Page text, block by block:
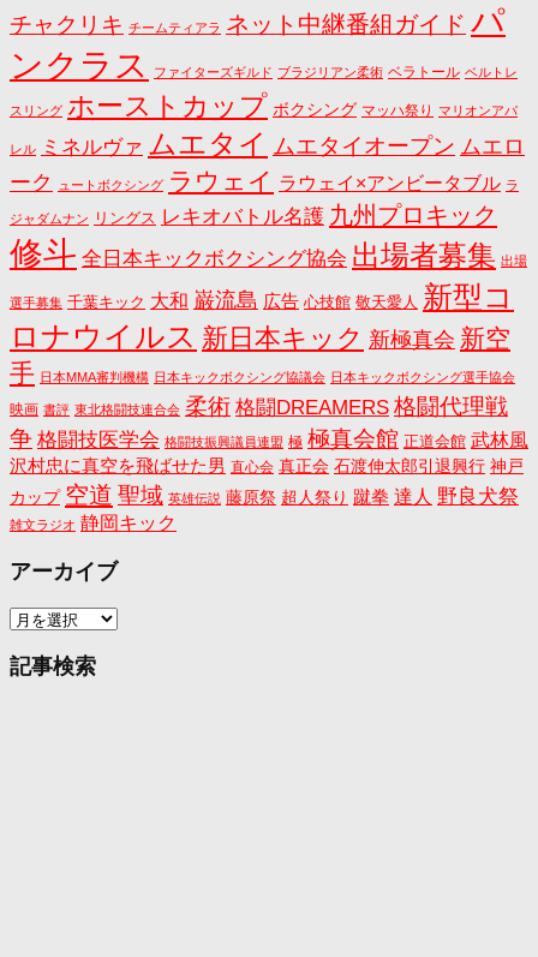
チャクリキ チームティアラ ネット中継番組ガイド パ
ンクラス
ファイターズギルド ブラジリアン柔術 ベラトール ベルトレ
スリング ホーストカップ ボクシング マッハ祭り マリオンアパ
レル ミネルヴァ ムエタイ ムエタイオープン ムエロ
ーク
ュートボクシング ラウェイ ラウェイ×アンビータブル ラ
ジャダムナン リングス レキオバトル名護 九州プロキック
修斗 全日本キックボクシング協会 出場者募集 出場
選手募集 千葉キック 大和 巌流島 広告 心技館 敬天愛人 新型コ
ロナウイルス 新日本キック 新極真会 新空
手 日本MMA審判機構 日本キックボクシング協議会 日本キックボクシング選手協会
映画 書評 東北格闘技連合会 柔術 格闘DREAMERS 格闘代理戦
争 格闘技医学会 格闘技振興議員連盟 極 極真会館 正道会館 武林風
沢村忠に真空を飛ばせた男 直心会 真正会 石渡伸太郎引退興行 神戸
カップ 空道 聖域 英雄伝説 藤原祭 超人祭り 蹴拳 達人 野良犬祭
雑文ラジオ 静岡キック
アーカイブ
ア
カ
記事検索